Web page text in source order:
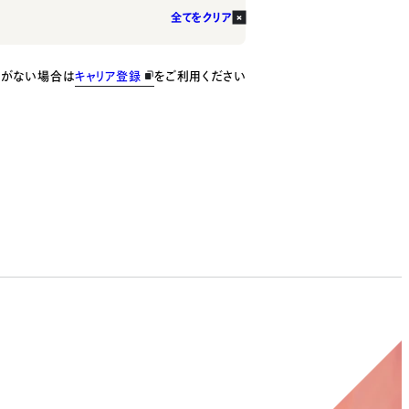
全てをクリア
ない場合はキャリア登録 をご利用ください